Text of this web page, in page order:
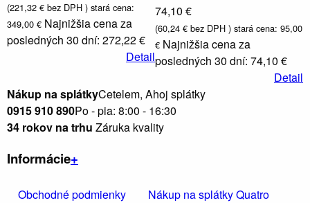
Obklady
(221,32 € bez DPH ) stará cena:
349,00 € Najnižšia cena za
posledných 30 dní: 272,22 €
Detail
74,10 €
(60,24 € bez DPH ) stará cena: 95,00
€ Najnižšia cena za
posledných 30 dní: 74,10 €
Detail
Nákup na splátkyCetelem, Ahoj splátky
0915 910 890Po - pia: 8:00 - 16:30
34 rokov na trhu Záruka kvality
Informácie+
Obchodné podmienky
Nákup na splátky Quatro